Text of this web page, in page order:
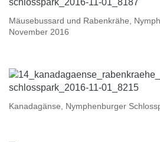
Mäusebussard und Rabenkrähe,
November 2016
Kanadagänse, Nymphenburger